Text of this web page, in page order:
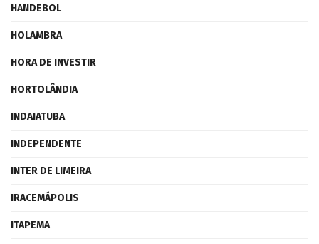
HANDEBOL
HOLAMBRA
HORA DE INVESTIR
HORTOLÂNDIA
INDAIATUBA
INDEPENDENTE
INTER DE LIMEIRA
IRACEMÁPOLIS
ITAPEMA